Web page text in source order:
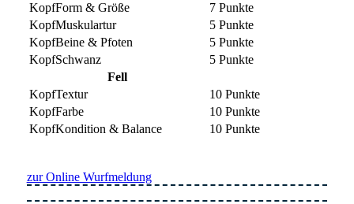
Form & Größe
7 Punkte
Muskulartur
5 Punkte
Beine & Pfoten
5 Punkte
Schwanz
5 Punkte
Fell
Textur
10 Punkte
Farbe
10 Punkte
Kondition & Balance
10 Punkte
zur Online Wurfmeldung